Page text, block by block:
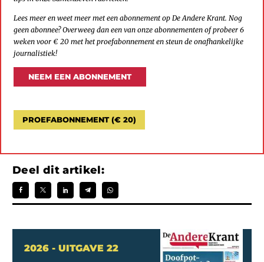
Lees meer en weet meer met een abonnement op De Andere Krant. Nog
geen abonnee? Overweeg dan een van onze abonnementen of probeer 6
weken voor € 20 met het proefabonnement en steun de onafhankelijke
journalistiek!
NEEM EEN ABONNEMENT
PROEFABONNEMENT (€ 20)
Deel dit artikel:
2026 - UITGAVE 22